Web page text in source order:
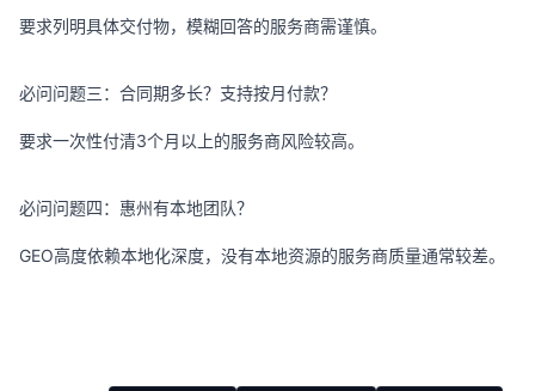
要求列明具体交付物，模糊回答的服务商需谨慎。
必问问题三：合同期多长？支持按月付款？
要求一次性付清3个月以上的服务商风险较高。
必问问题四：惠州有本地团队？
GEO高度依赖本地化深度，没有本地资源的服务商质量通常较差。